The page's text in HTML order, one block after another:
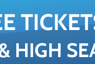
HIGH